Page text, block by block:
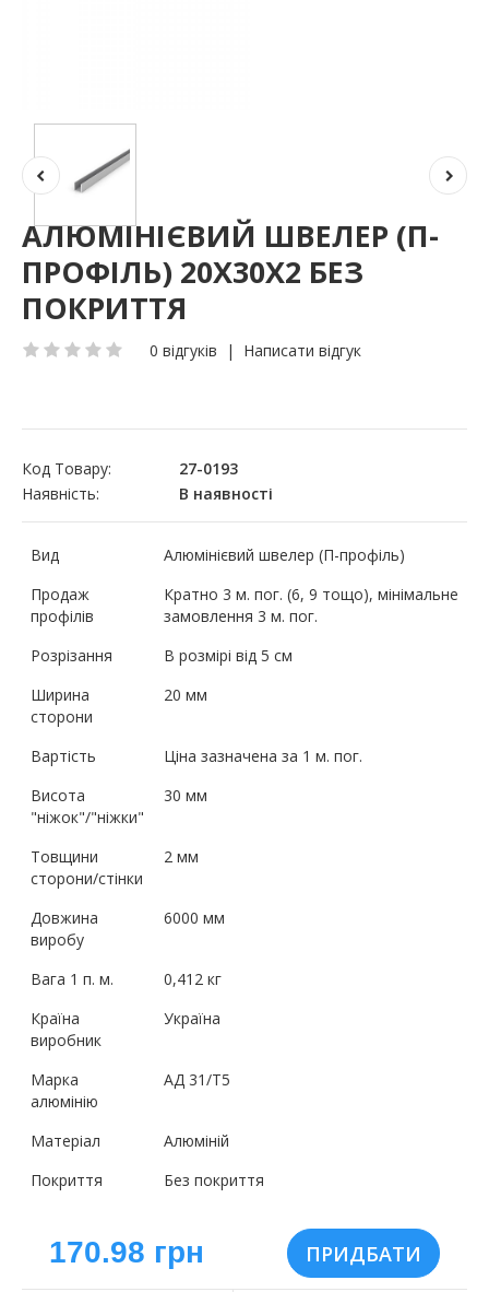
АЛЮМІНІЄВИЙ ШВЕЛЕР (П-
ПРОФІЛЬ) 20Х30Х2 БЕЗ
ПОКРИТТЯ
0 відгуків | Написати відгук
Код Товару:
27-0193
Наявність:
В наявності
Вид
Алюмінієвий швелер (П-профіль)
Продаж
профілів
Кратно 3 м. пог. (6, 9 тощо), мінімальне
замовлення 3 м. пог.
Розрізання
В розмірі від 5 см
Ширина
сторони
20 мм
Вартість
Ціна зазначена за 1 м. пог.
Висота
"ніжок"/"ніжки"
30 мм
Товщини
сторони/стінки
2 мм
Довжина
виробу
6000 мм
Вага 1 п. м.
0,412 кг
Країна
виробник
Україна
Марка
алюмінію
АД 31/Т5
Матеріал
Алюміній
Покриття
Без покриття
170.98 грн